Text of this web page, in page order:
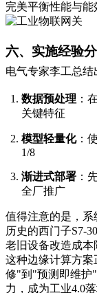
完美平衡性能与能
六、实施经验
电气专家李工总结
数据预处理 ：
关键特征
模型轻量化：
1/8
渐进式部署 ：
全厂推广
值得注意的是，
历史的西门子S7-
老旧设备改造成本
这种边缘计算方
修"到"预测即维护
力，成为工业4.0